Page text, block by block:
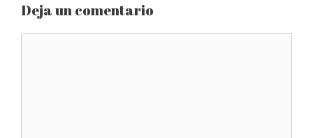
Deja un comentario